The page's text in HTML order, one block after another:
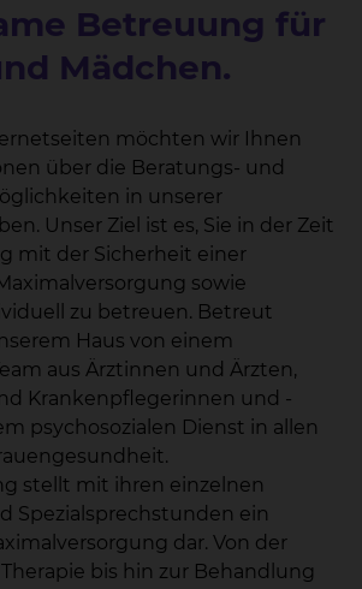
Betreuung für
Mädchen.
möchten wir Ihnen
über die Beratungs- und
in unserer
Unser Ziel ist es, Sie in der Zeit
mit der Sicherheit einer
sowie
zu betreuen. Betreut
Haus von einem
aus Ärztinnen und Ärzten,
Krankenpflegerinnen und -
psychosozialen Dienst in allen
stellt mit ihren einzelnen
Spezialsprechstunden ein
dar. Von der
bis hin zur Behandlung